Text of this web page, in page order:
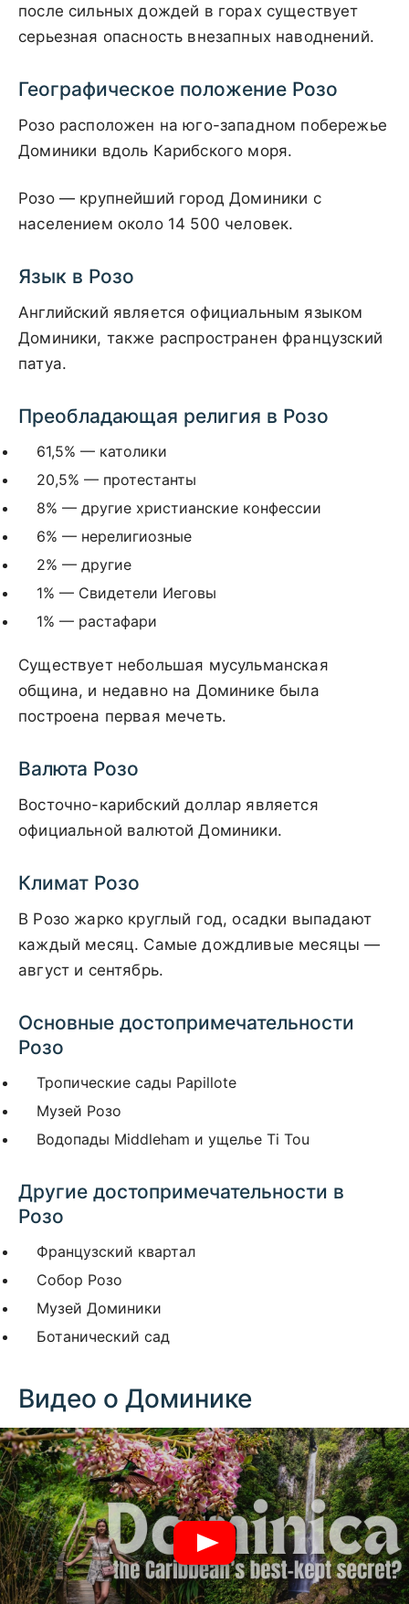
после сильных дождей в горах существует
серьезная опасность внезапных наводнений.
Географическое положение Розо
Розо расположен на юго-западном побережье
Доминики вдоль Карибского моря.
Розо — крупнейший город Доминики с
населением около 14 500 человек.
Язык в Розо
Английский является официальным языком
Доминики, также распространен французский
патуа.
Преобладающая религия в Розо
61,5% — католики
20,5% — протестанты
8% — другие христианские конфессии
6% — нерелигиозные
2% — другие
1% — Свидетели Иеговы
1% — растафари
Существует небольшая мусульманская
община, и недавно на Доминике была
построена первая мечеть.
Валюта Розо
Восточно-карибский доллар является
официальной валютой Доминики.
Климат Розо
В Розо жарко круглый год, осадки выпадают
каждый месяц. Самые дождливые месяцы —
август и сентябрь.
Основные достопримечательности
Розо
Тропические сады Papillote
Музей Розо
Водопады Middleham и ущелье Ti Tou
Другие достопримечательности в
Розо
Французский квартал
Собор Розо
Музей Доминики
Ботанический сад
Видео о Доминике